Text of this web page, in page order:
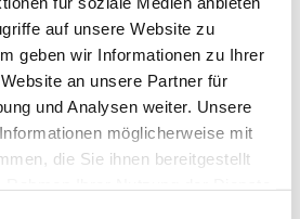
auf unsere Website zu
geben wir Informationen zu Ihrer
an unsere Partner für
und Analysen weiter. Unsere
möglicherweise mit
die Sie ihnen bereitgestellt